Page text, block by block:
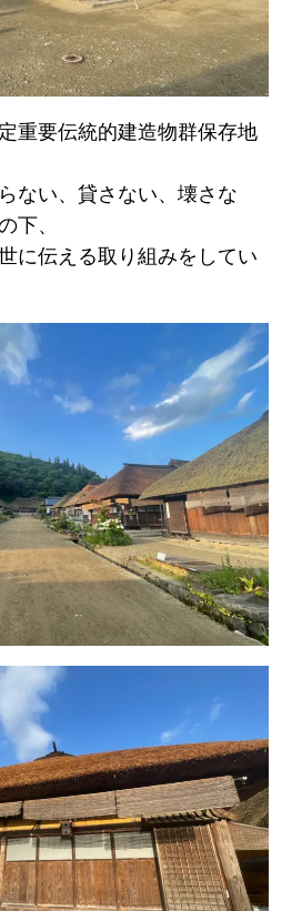
重要伝統的建造物群保存地
ない、貸さない、壊さな
下、
に伝える取り組みをしてい